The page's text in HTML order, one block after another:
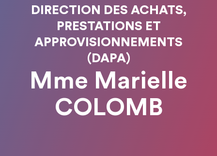
DIRECTION DES ACHATS,
PRESTATIONS ET
APPROVISIONNEMENTS
(DAPA)
Mme Marielle
COLOMB